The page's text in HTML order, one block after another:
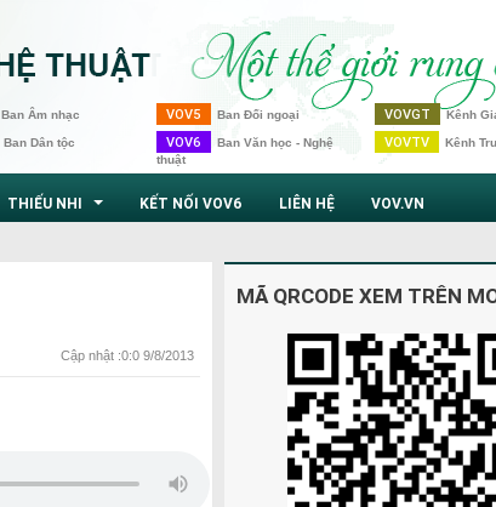
Ban Âm nhạc
Ban Dân tộc
VOV5 Ban Đối ngoại
VOV6 Ban Văn học - Nghệ
thuật
VOVGT Kênh
VOVTV Kênh
THIẾU NHI KẾT NỐI VOV6 LIÊN HỆ VOV.VN
Cập nhật :0:0 9/8/2013
MÃ QRCODE XEM TRÊN